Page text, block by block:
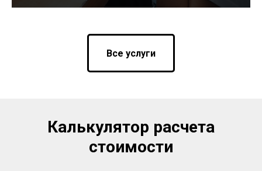
Все услуги
Калькулятор расчета
стоимости